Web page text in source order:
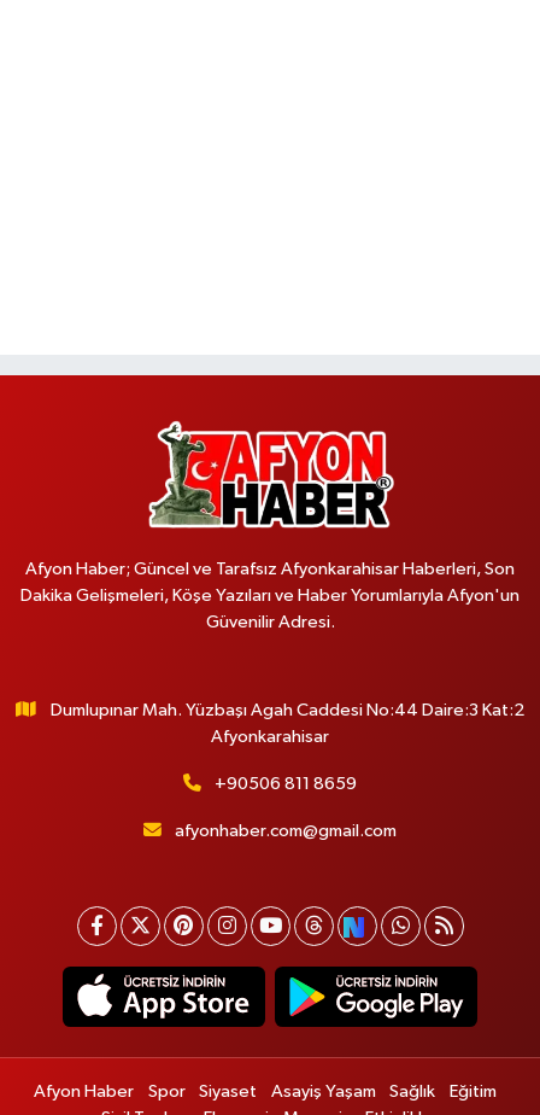
Afyon Haber; Güncel ve Tarafsız Afyonkarahisar Haberleri, Son
Dakika Gelişmeleri, Köşe Yazıları ve Haber Yorumlarıyla Afyon'un
Güvenilir Adresi.
Dumlupınar Mah. Yüzbaşı Agah Caddesi No:44 Daire:3 Kat:2
Afyonkarahisar
+90506 811 8659
afyonhaber.com@gmail.com
Afyon Haber Spor Siyaset Asayiş Yaşam Sağlık
Eğitim